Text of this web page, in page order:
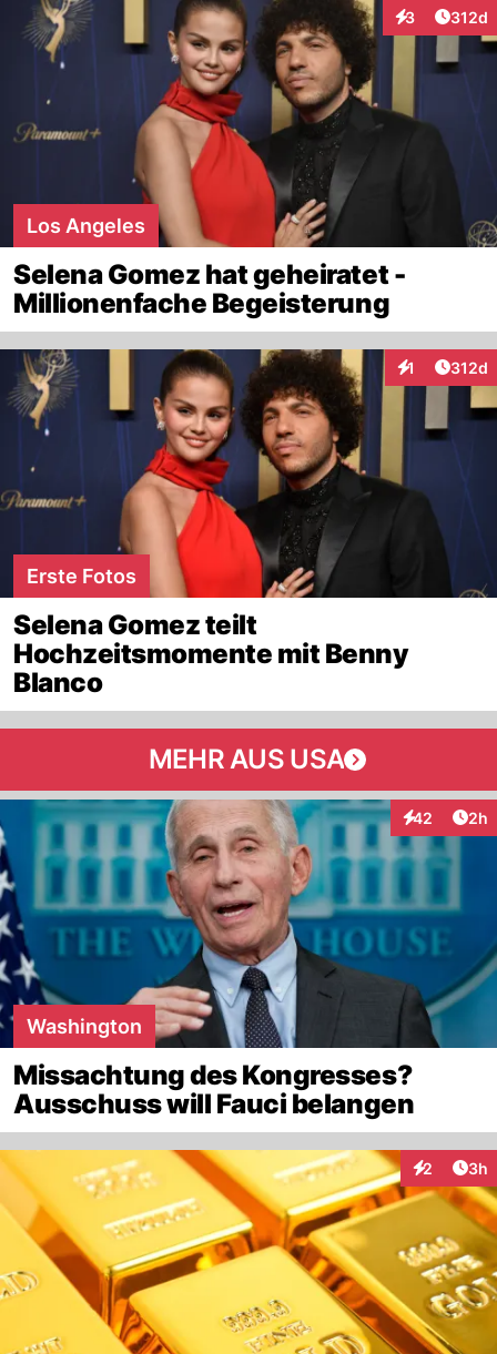
3
Interaktionen
312d
Los Angeles
Selena Gomez hat geheiratet -
Millionenfache Begeisterung
1
Interaktionen
312d
Erste Fotos
Selena Gomez teilt
Hochzeitsmomente mit Benny
Blanco
MEHR AUS USA
42
Interaktionen
2h
Washington
Missachtung des Kongresses?
Ausschuss will Fauci belangen
2 3h